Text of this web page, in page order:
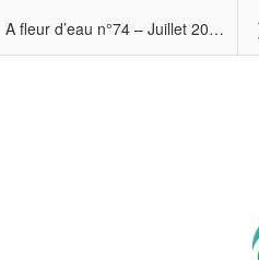
A fleur d’eau n°74 – Juillet 2022